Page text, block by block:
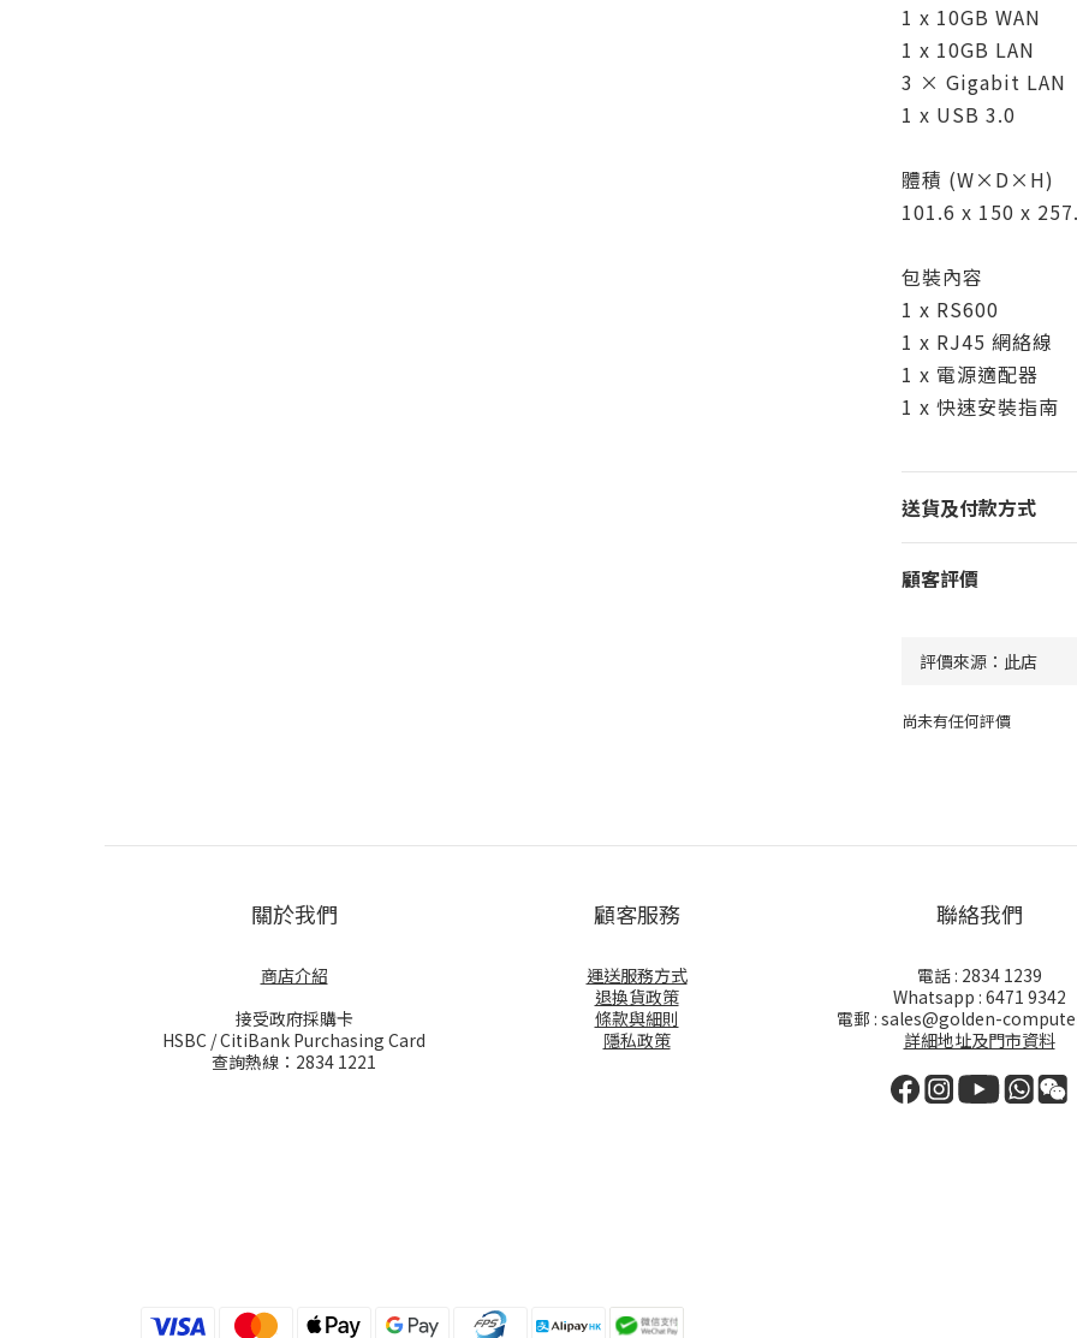
1 x 10GB WAN
1 x 10GB LAN
3 × Gigabit LAN
1 x USB 3.0
體積 (W×D×H)
101.6 x 150 x
包裝內容
1 x RS600
1 x RJ45 網絡線
1 x 電源適配器
1 x 快速安裝指南
送貨及付款方式
顧客評價
尚未有任何評價
關於我們
商店介紹
接受政府採購卡
HSBC / CitiBank Purchasing Card
查詢熱線：2834 1221
顧客服務
運送服務方式
退換貨政策
條款與細則
隱私政策
聯絡我們
電話 : 2834 1239
Whatsapp : 6471 9342
電郵 : sales@golden-
詳細地址及門市資料